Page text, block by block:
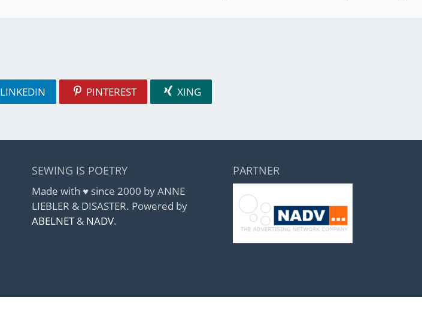
LINKEDIN PINTEREST XING
SEWING IS POETRY
Made with ♥ since 2000 by ANNE
LIEBLER & DISASTER. Powered by
ABELNET& NADV.
PARTNER